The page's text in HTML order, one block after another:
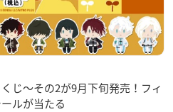
じ～その2が9月下旬発売！フィ
ルが当たる